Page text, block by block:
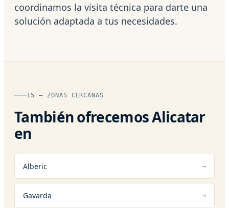
coordinamos la visita técnica para darte una
solución adaptada a tus necesidades.
15 — ZONAS CERCANAS
También ofrecemos Alicatar
en
Alberic
Gavarda